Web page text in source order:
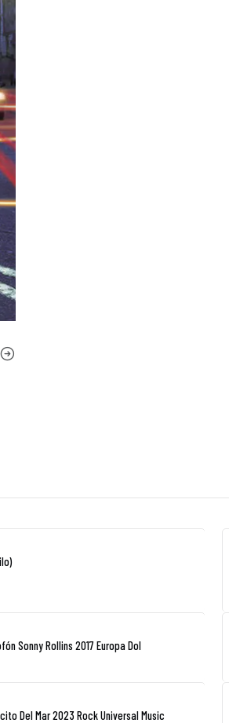
Sonny Rollins 2017 Europa Dol
Del Mar 2023 Rock Universal Music